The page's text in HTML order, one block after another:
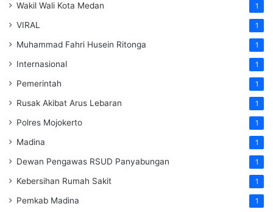
Wakil Wali Kota Medan 1
VIRAL 1
Muhammad Fahri Husein Ritonga 1
Internasional 1
Pemerintah 1
Rusak Akibat Arus Lebaran 1
Polres Mojokerto 1
Madina 1
Dewan Pengawas RSUD Panyabungan 1
Kebersihan Rumah Sakit 1
Pemkab Madina 1